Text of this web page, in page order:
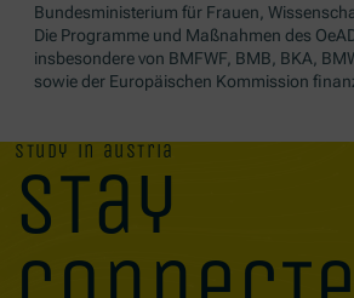
Bundesministerium für Frauen,
Die Programme und Maßnahmen des
insbesondere von BMFWF, BMB, BKA,
sowie der Europäischen Kommission
study in austria
stay